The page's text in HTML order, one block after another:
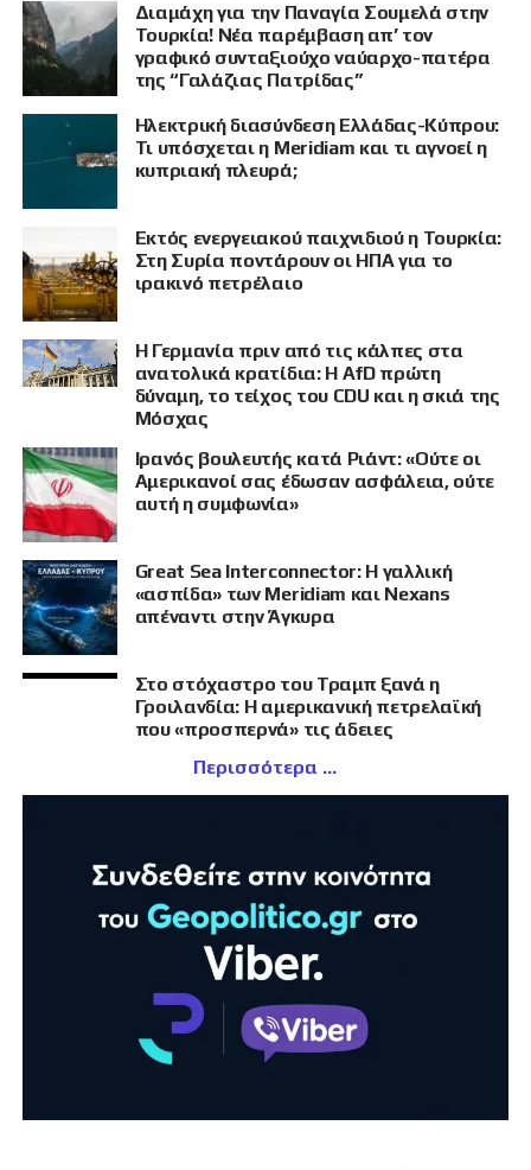
Διαμάχη για την Παναγία Σουμελά στην
Τουρκία! Νέα παρέμβαση απ’ τον
γραφικό συνταξιούχο ναύαρχο-πατέρα
της “Γαλάζιας Πατρίδας”
Ηλεκτρική διασύνδεση Ελλάδας-Κύπρου:
Τι υπόσχεται η Meridiam και τι αγνοεί η
κυπριακή πλευρά;
Εκτός ενεργειακού παιχνιδιού η Τουρκία:
Στη Συρία ποντάρουν οι ΗΠΑ για το
ιρακινό πετρέλαιο
Η Γερμανία πριν από τις κάλπες στα
ανατολικά κρατίδια: Η AfD πρώτη
δύναμη, το τείχος του CDU και η σκιά της
Μόσχας
Ιρανός βουλευτής κατά Ριάντ: «Ούτε οι
Αμερικανοί σας έδωσαν ασφάλεια, ούτε
αυτή η συμφωνία»
Great Sea Interconnector: Η γαλλική
«ασπίδα» των Meridiam και Nexans
απέναντι στην Άγκυρα
Στο στόχαστρο του Τραμπ ξανά η
Γροιλανδία: Η αμερικανική πετρελαϊκή
που «προσπερνά» τις άδειες
Περισσότερα